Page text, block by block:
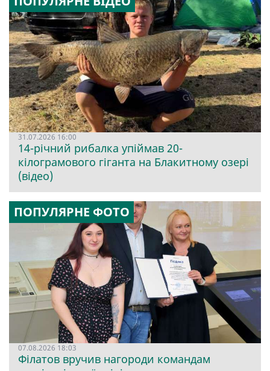
31.07.2026 16:00
14-річний рибалка упіймав 20-
кілограмового гіганта на Блакитному озері
(відео)
ПОПУЛЯРНЕ ФОТО
07.08.2026 18:03
Філатов вручив нагороди командам